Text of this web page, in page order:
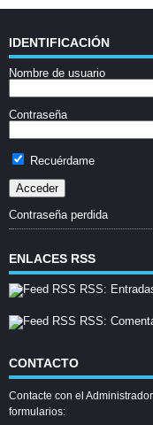
IDENTIFICACIÓN
Nombre de usuario
Contraseña
Recuérdame
Contraseña perdida
ENLACES RSS
RSS:
RSS:
CONTACTO
Contacte con el
formularios: